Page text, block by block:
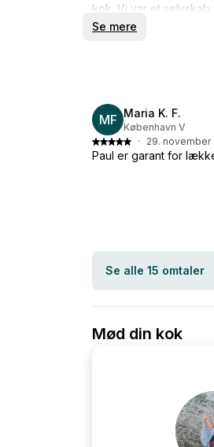
kok. Vi var et selvskab
friskt og smagsfuld.
Se mere
MF Maria K. F.
København V
·
29. november
Paul er garant for
Se alle 15 omtaler
Mød din kok